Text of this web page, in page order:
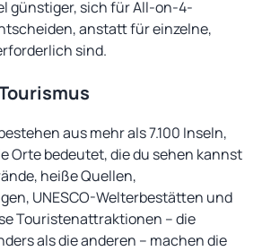
günstiger, sich für All-on-4-
anstatt für einzelne,
sind.
aus mehr als 7.100 Inseln,
Orte bedeutet, die du sehen kannst
heiße Quellen,
UNESCO-Welterbestätten und
Touristenattraktionen – die
als die anderen – machen die